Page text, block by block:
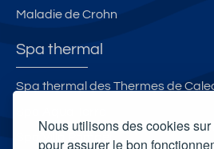
Nous utilisons des cookies
pour assurer le bon
Maladie de Crohn
Spa thermal
Spa thermal des Thermes de